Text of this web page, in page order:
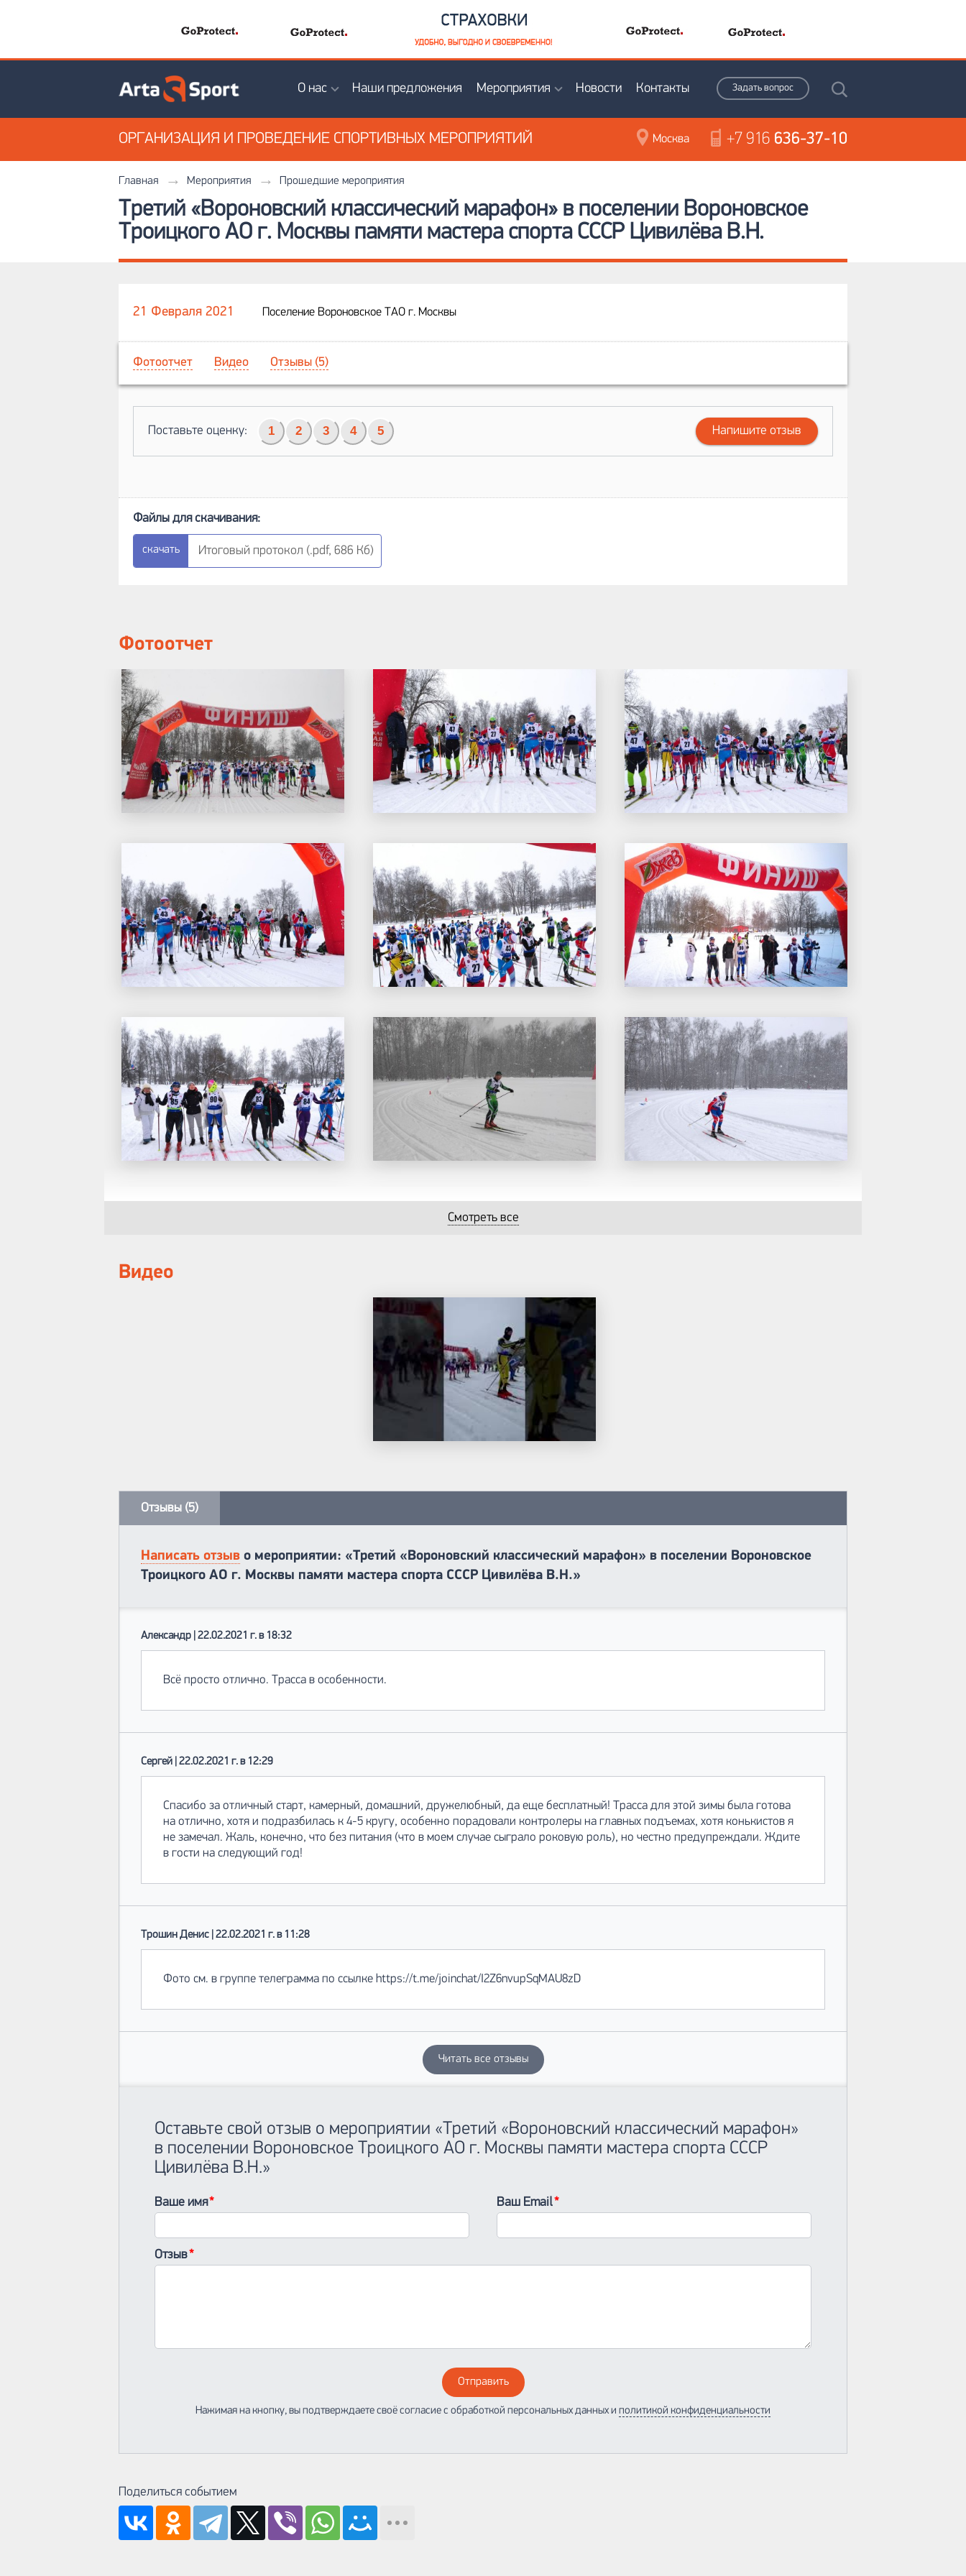
Задать вопрос
О нас Наши предложения Мероприятия Новости Контакты
ОРГАНИЗАЦИЯ И ПРОВЕДЕНИЕ СПОРТИВНЫХ МЕРОПРИЯТИЙ +7 916 636-37-10
Москва
Главная Мероприятия Прошедшие мероприятия
Третий «Вороновский классический марафон» в поселении Вороновское
Троицкого АО г. Москвы памяти мастера спорта СССР Цивилёва В.Н.
21 Февраля 2021 Поселение Вороновское ТАО г. Москвы
Фотоотчет Видео Отзывы (5)
Поставьте оценку: 1 2 3 4 5 Напишите отзыв
Итоговый протокол (.pdf, 686 Кб)
Фотоотчет
Смотреть все
Видео
Отзывы (5)
Написать отзыв о мероприятии: «Третий «Вороновский классический марафон» в поселении Вороновское
Троицкого АО г. Москвы памяти мастера спорта СССР Цивилёва В.Н.»
Александр | 22.02.2021 г. в 18:32
Всё просто отлично. Трасса в особенности.
Сергей | 22.02.2021 г. в 12:29
Спасибо за отличный старт, камерный, домашний, дружелюбный, да еще бесплатный! Трасса для этой зимы была готова
на отлично, хотя и подразбилась к 4-5 кругу, особенно порадовали контролеры на главных подъемах, хотя конькистов я
не замечал. Жаль, конечно, что без питания (что в моем случае сыграло роковую роль), но честно предупреждали. Ждите
в гости на следующий год!
Трошин Денис | 22.02.2021 г. в 11:28
Фото см. в группе телеграмма по ссылке https://t.me/joinchat/I2Z6nvupSqMAU8zD
Читать все отзывы
Оставьте свой отзыв о мероприятии «Третий «Вороновский классический марафон»
в поселении Вороновское Троицкого АО г. Москвы памяти мастера спорта СССР
Цивилёва В.Н.»
Ваше имя Ваш Email
Отзыв
Отправить
Нажимая на кнопку, вы подтверждаете своё согласие с обработкой персональных данных и политикой конфиденциальности
Поделиться событием